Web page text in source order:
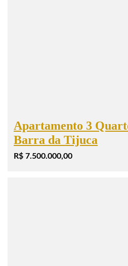
Apartamento 3
Barra da Tijuca
R$ 7.500.000,00